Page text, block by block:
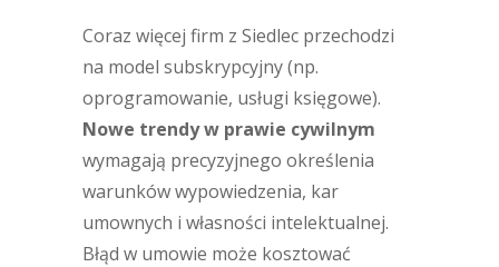
Coraz więcej firm z Siedlec przechodzi
na model subskrypcyjny (np.
oprogramowanie, usługi księgowe).
Nowe trendy w prawie cywilnym
wymagają precyzyjnego określenia
warunków wypowiedzenia, kar
umownych i własności intelektualnej.
Błąd w umowie może kosztować